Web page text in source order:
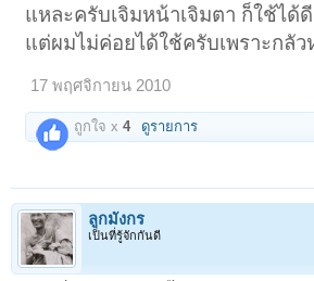
แหละครับเจิมหน้าเจิมตา ก็ใช้ได้
แต่ผมไม่ค่อยได้ใช้ครับเพราะกลัว
17 พฤศจิกายน 2010
ถูกใจ x4 ดูรายการ
ลูกมังกร
เป็นที่รู้จักกันดี